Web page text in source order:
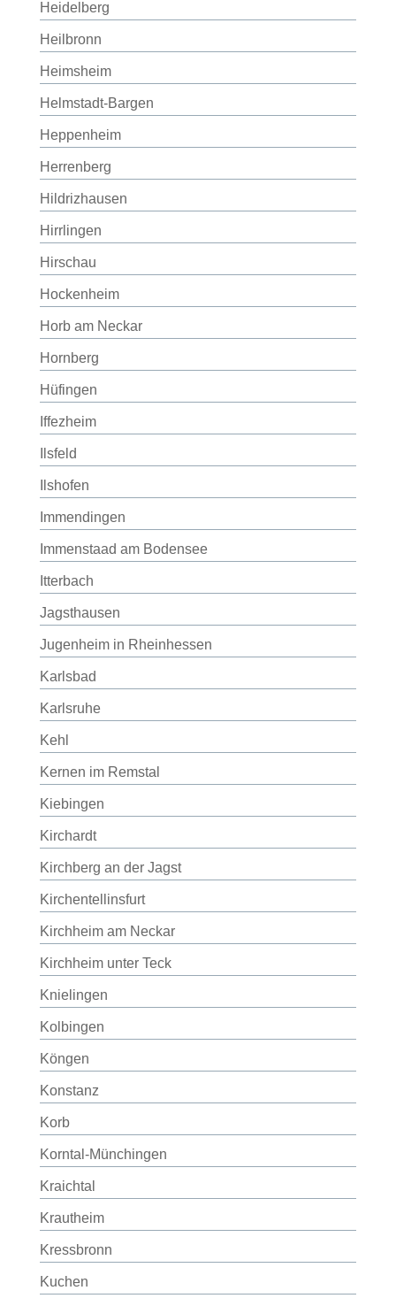
Heidelberg
Heilbronn
Heimsheim
Helmstadt-Bargen
Heppenheim
Herrenberg
Hildrizhausen
Hirrlingen
Hirschau
Hockenheim
Horb am Neckar
Hornberg
Hüfingen
Iffezheim
Ilsfeld
Ilshofen
Immendingen
Immenstaad am Bodensee
Itterbach
Jagsthausen
Jugenheim in Rheinhessen
Karlsbad
Karlsruhe
Kehl
Kernen im Remstal
Kiebingen
Kirchardt
Kirchberg an der Jagst
Kirchentellinsfurt
Kirchheim am Neckar
Kirchheim unter Teck
Knielingen
Kolbingen
Köngen
Konstanz
Korb
Korntal-Münchingen
Kraichtal
Krautheim
Kressbronn
Kuchen